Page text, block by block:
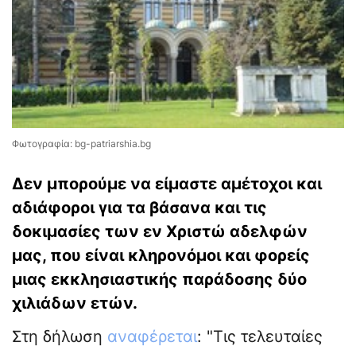
Φωτογραφία: bg-patriarshia.bg
Δεν μπορούμε να είμαστε αμέτοχοι και
αδιάφοροι για τα βάσανα και τις
δοκιμασίες των εν Χριστώ αδελφών
μας, που είναι κληρονόμοι και φορείς
μιας εκκλησιαστικής παράδοσης δύο
χιλιάδων ετών.
Στη δήλωση αναφέρεται: "Τις τελευταίες